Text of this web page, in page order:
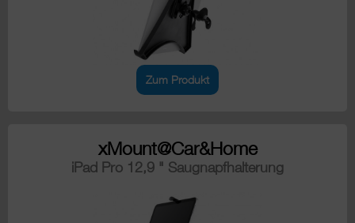
Zum Produkt
xMount@Car&Home
iPad Pro 12,9 " Saugnapfhalterung